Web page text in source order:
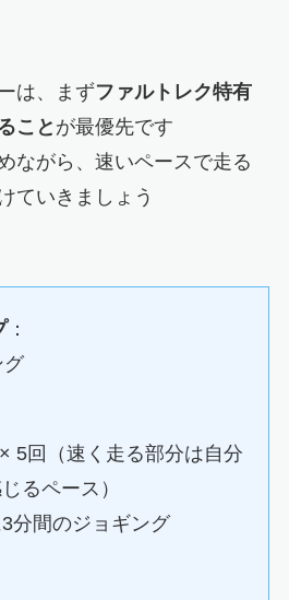
は、まずファルトレク特有
こと が最優先です
ながら、速いペースで走る
ていきましょう
：
グ
5回（速く走る部分は自分
るペース）
分間のジョギング